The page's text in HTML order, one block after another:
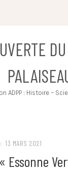
ADPP : Histoire –
13 MARS 2021
Essonne